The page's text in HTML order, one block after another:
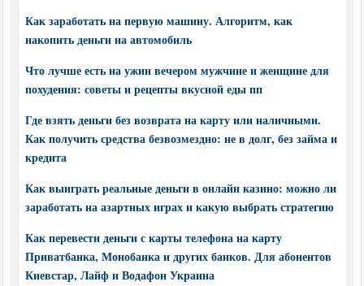
Как заработать на первую машину. Алгоритм, как
накопить деньги на автомобиль
Что лучше есть на ужин вечером мужчине и женщине для
похудения: советы и рецепты вкусной еды пп
Где взять деньги без возврата на карту или наличными.
Как получить средства безвозмездно: не в долг, без займа и
кредита
Как выиграть реальные деньги в онлайн казино: можно ли
заработать на азартных играх и какую выбрать стратегию
Как перевести деньги с карты телефона на карту
Приватбанка, Монобанка и других банков. Для абонентов
Киевстар, Лайф и Водафон Украина